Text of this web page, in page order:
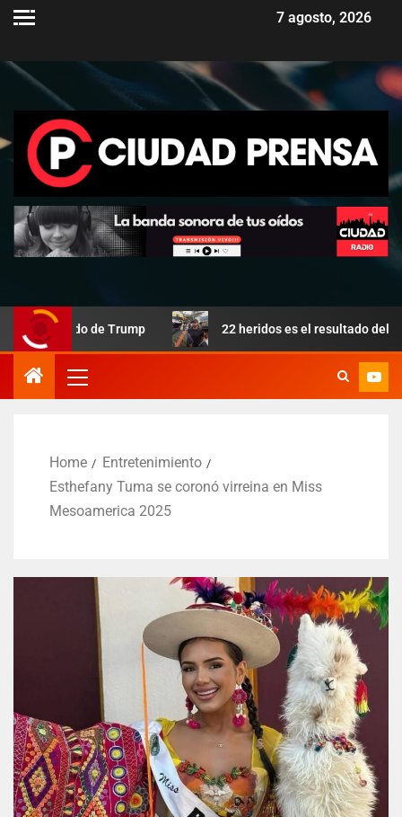
7 agosto, 2026
de Trump 22 heridos es el resultado del incendio
Home
Entretenimiento
Esthefany Tuma se coronó virreina en Miss
Mesoamerica 2025